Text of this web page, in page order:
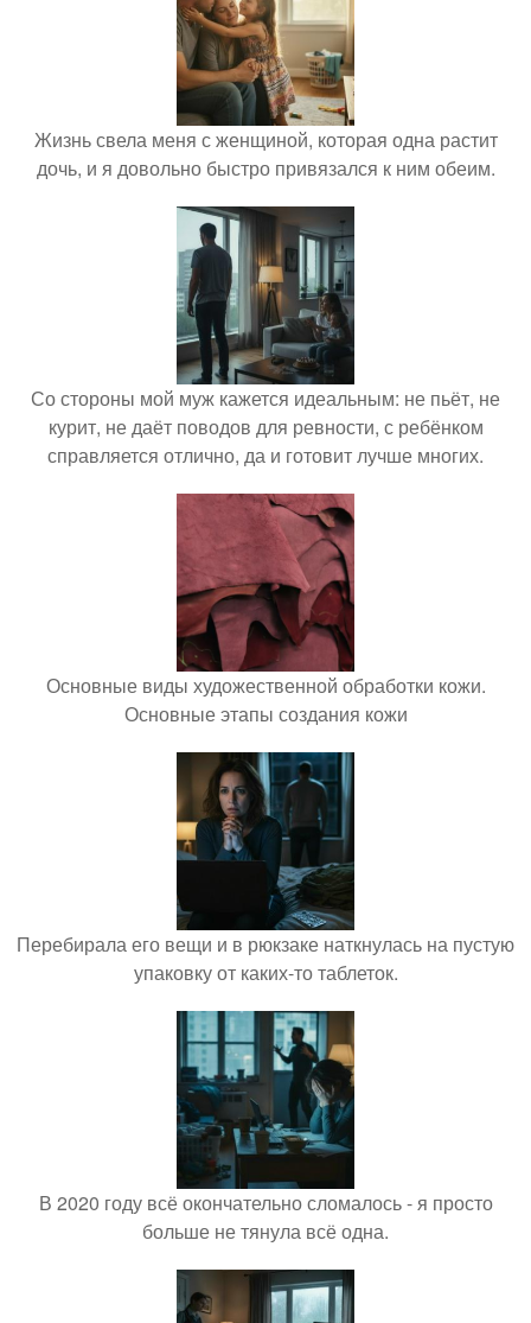
Жизнь свела меня с женщиной, которая одна растит
дочь, и я довольно быстро привязался к ним обеим.
Со стороны мой муж кажется идеальным: не пьёт, не
курит, не даёт поводов для ревности, с ребёнком
справляется отлично, да и готовит лучше многих.
Основные виды художественной обработки кожи.
Основные этапы создания кожи
Перебирала его вещи и в рюкзаке наткнулась на пустую
упаковку от каких-то таблеток.
В 2020 году всё окончательно сломалось - я просто
больше не тянула всё одна.